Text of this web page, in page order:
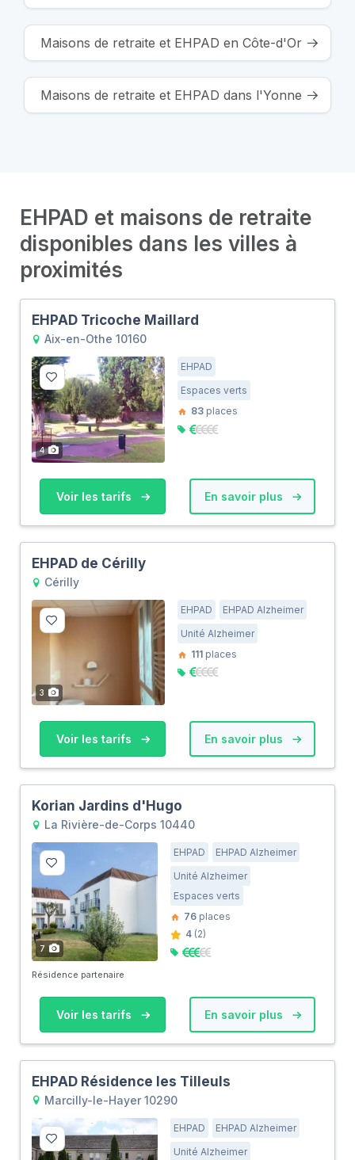
Maisons de retraite et EHPAD en Côte-d'Or
Maisons de retraite et EHPAD dans l'Yonne
EHPAD et maisons de retraite
disponibles dans les villes à
proximités
EHPAD Tricoche Maillard
Aix-en-Othe 10160
4
EHPAD
Espaces verts
83 places
Voir les tarifs En savoir plus
EHPAD de Cérilly
Cérilly
3
EHPAD
EHPAD Alzheimer
Unité Alzheimer
111 places
Voir les tarifs En savoir plus
Korian Jardins d'Hugo
La Rivière-de-Corps 10440
7
EHPAD
EHPAD Alzheimer
Unité Alzheimer
Espaces verts
76 places
4 (2)
Résidence partenaire
Voir les tarifs En savoir plus
EHPAD Résidence les Tilleuls
Marcilly-le-Hayer 10290
EHPAD
EHPAD Alzheimer
Unité Alzheimer